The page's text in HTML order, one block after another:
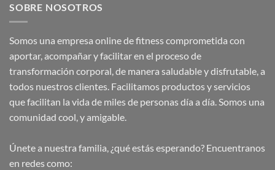
SOBRE NOSOTROS
Somos una empresa online de fitness comprometida con
aportar, acompañar y facilitar en el proceso de
transformación corporal, de manera saludable y disfrutable, a
todos nuestros clientes. Facilitamos productos y servicios
que facilitan la vida de miles de personas día a día. Somos una
comunidad cool, y amigable.
Únete a nuestra familia, ¿qué estás esperando? Encuentranos
en redes como: